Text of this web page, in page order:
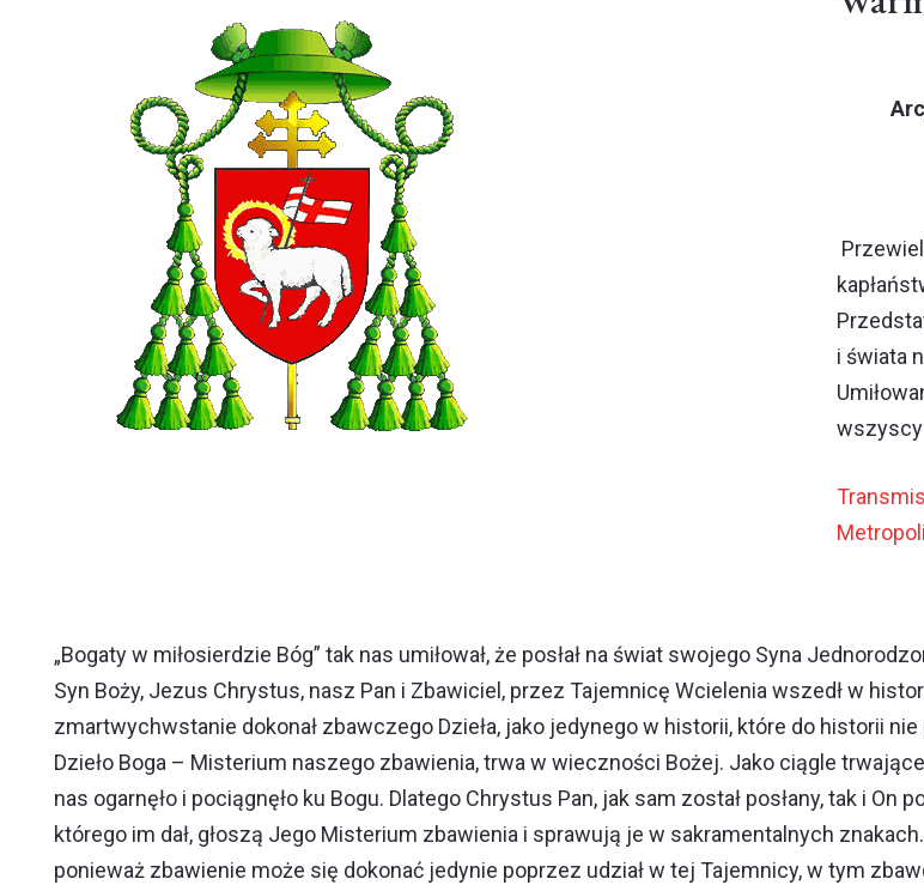
i świata
„Bogaty w miłosierdzie Bóg” tak nas umiłował, że posłał na świat swojego Syna
Syn Boży, Jezus Chrystus, nasz Pan i Zbawiciel, przez Tajemnicę Wcielenia wszedł w
zmartwychwstanie dokonał zbawczego Dzieła, jako jedynego w historii, które do historii
Dzieło Boga – Misterium naszego zbawienia, trwa w wieczności Bożej. Jako ciągle
nas ogarnęło i pociągnęło ku Bogu. Dlatego Chrystus Pan, jak sam został posłany, tak i
którego im dał, głoszą Jego Misterium zbawienia i sprawują je w sakramentalnych
ponieważ zbawienie może się dokonać jedynie poprzez udział w tej Tajemnicy, w tym